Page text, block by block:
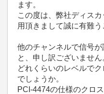
ます。
この度は、弊社ディス
用頂きまして誠に有難う
他のチャンネルで信号
と、申し訳ございません
どれくらいのレベルで
でしょうか。
PCI-4474の仕様のクロ